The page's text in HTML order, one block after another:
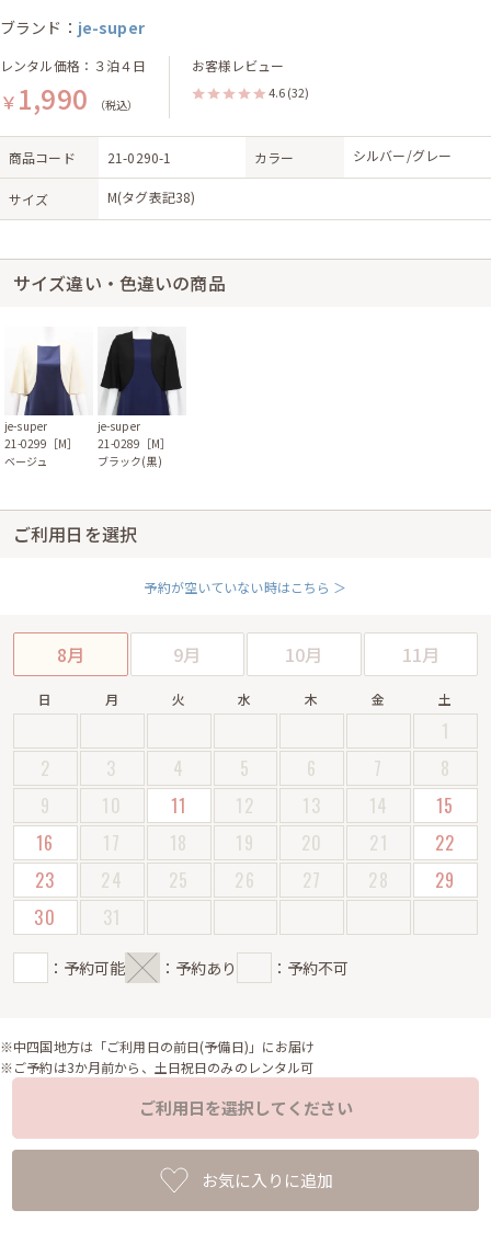
ブランド： je-super
レンタル価格：３泊４日
￥ 1,990 （税込）
お客様レビュー
4.6 (32)
商品コード 21-0290-1 カラー シルバー/グレー
サイズ M(タグ表記38)
サイズ違い・色違いの商品
je-super
21-0299［M］
ベージュ
je-super
21-0289［M］
ブラック(黒)
ご利用日を選択
予約が空いていない時はこちら ＞
8月 9月 10月 11月
日 月 火 水 木 金 土
1
2
3 4 5 6 7
8
9
10 11 12 13 14
15
16
17 18 19 20 21
22
23
24 25 26 27 28
29
30
31
：予約可能 ：予約あり ：予約不可
※中四国地方は「ご利用日の前日(予備日)」にお届け
※ご予約は3か月前から、土日祝日のみのレンタル可
ご利用日を選択してください
お気に入りに追加